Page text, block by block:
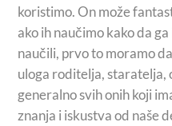
koristimo. On može
ako ih naučimo kako da
naučili, prvo to moramo
uloga roditelja, staratelja,
generalno svih onih koji
znanja i iskustva od naše